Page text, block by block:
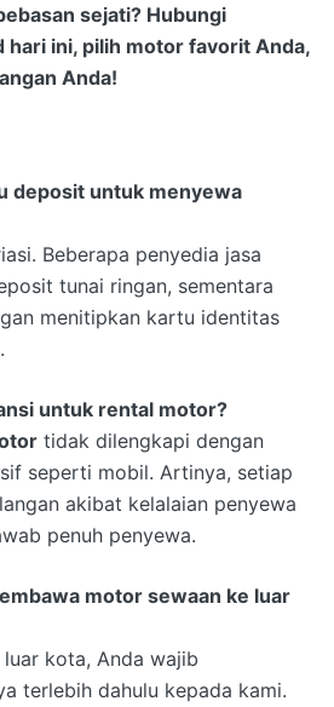
sejati? Hubungi
hari ini, pilih motor favorit Anda,
Anda!
deposit untuk menyewa
Beberapa penyedia jasa
tunai ringan, sementara
menitipkan kartu identitas
untuk rental motor?
tidak dilengkapi dengan
seperti mobil. Artinya, setiap
akibat kelalaian penyewa
penuh penyewa.
motor sewaan ke luar
kota, Anda wajib
terlebih dahulu kepada kami.